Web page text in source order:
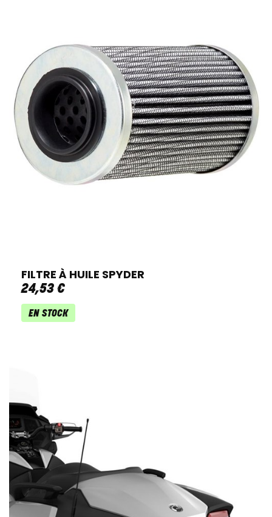
FILTRE À HUILE SPYDER
24,53 €
EN STOCK